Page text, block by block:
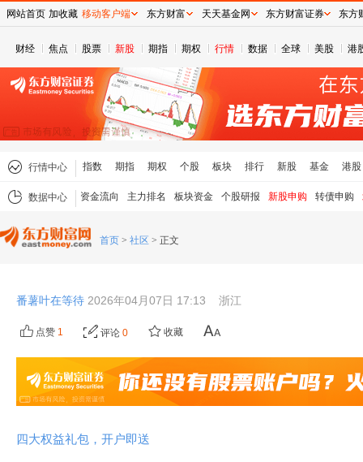
财经 焦点 股票 新股 期指 期权 行情 数据 全球 美股 港
行情中心 指数 期指 期权 个股 板块 排行 新股 基金 港股
数据中心 资金流向 主力排名 板块资金 个股研报 新股申购 转债申购
首页 > 社区 > 正文
番薯叶在等待 2026年04月07日 17:13 浙江
点赞 1 评论 0 收藏
四大权益礼包，开户即送
网站首页 加收藏 移动客户端 东方财富 天天基金网 东方财富证券 东方